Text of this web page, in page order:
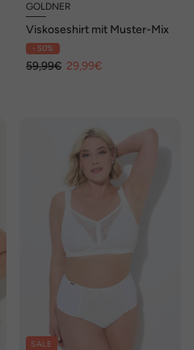
GOLDNER
Viskoseshirt mit Muster-Mix
- 50%
59,99€ 29,99€
SALE